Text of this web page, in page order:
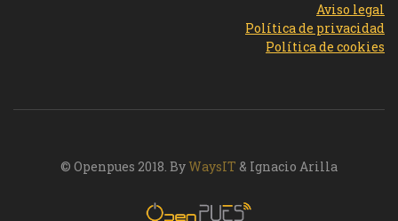
Aviso legal
Política de privacidad
Política de cookies
© Openpues 2018. By WaysIT & Ignacio Arilla